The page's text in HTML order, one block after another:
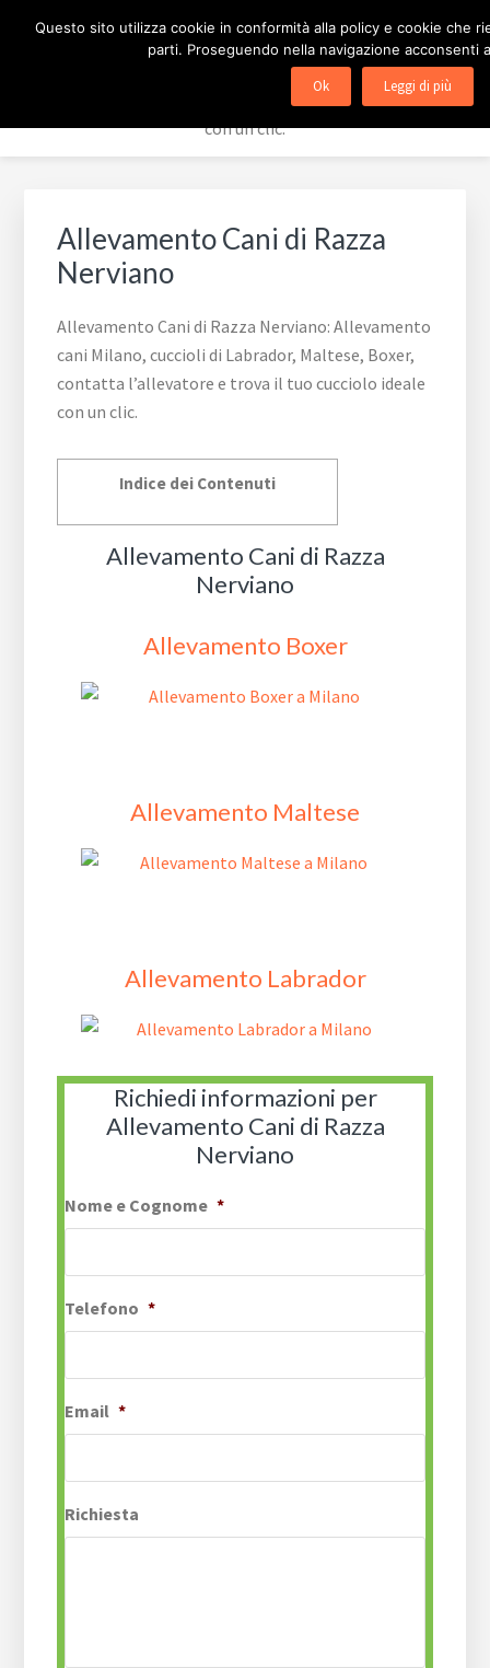
pagina
ALLEVAMENTO CANI
Allevamento cani Milano, cuccioli di Labrador, Maltese,
Boxer, contatta l'allevatore e trova il tuo cucciolo ideale
con un clic.
Allevamento Cani di Razza
Nerviano
Allevamento Cani di Razza Nerviano: Allevamento
cani Milano, cuccioli di Labrador, Maltese, Boxer,
contatta l’allevatore e trova il tuo cucciolo ideale
con un clic.
Indice dei Contenuti
Allevamento Cani di Razza
Nerviano
Allevamento Boxer
Allevamento Maltese
Allevamento Labrador
Richiedi informazioni per
Allevamento Cani di Razza
Nerviano
Nome e Cognome *
Telefono *
Email *
Richiesta
Questo sito utilizza cookie in conformità alla policy e cookie che
parti. Proseguendo nella navigazione acconsenti
Ok Leggi di più